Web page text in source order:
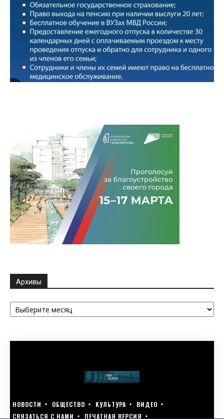
Архивы
Архивы
НОВОСТИ ОБЩЕСТВО КУЛЬТУРА
ВИДЕО
СВЯЗАТЬСЯ С НАМИ
ПЕЧАТНАЯ ВЕРСИЯ